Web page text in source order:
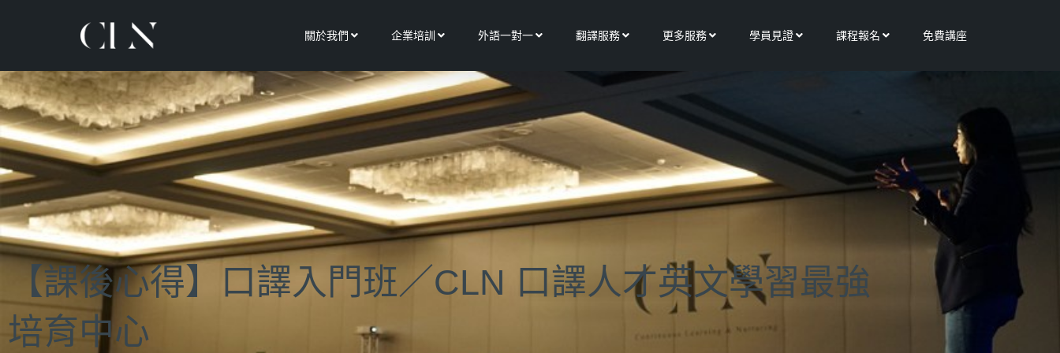
關於我們 Open 關於我們
企業培訓 Open 企業培訓
外語一對一Open 外語一對一
翻譯服務Open 翻譯服務
更多服務Open 更多服務
學員見證Open 學員見證
課程報名 Open 課程報名
免費講座
【課後心得】口譯入門班／CLN 口譯人才英文學習最強
培育中心